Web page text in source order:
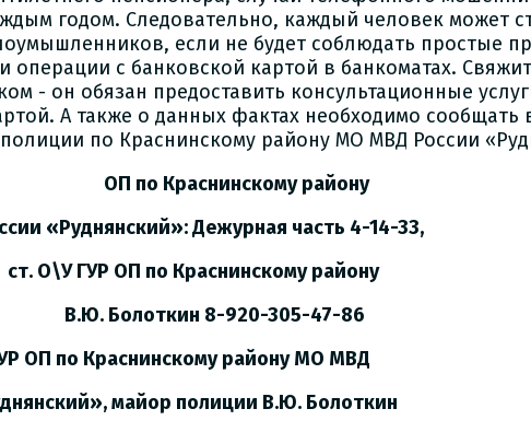
годом. Следовательно, каждый человек может
если не будет соблюдать простые
операции с банковской картой в банкоматах.
- он обязан предоставить консультационные
А также о данных фактах необходимо сообщать
по Краснинскому району МО МВД России
району
«Руднянский»: Дежурная часть 4-14-33,
ОП по Краснинскому району
8-920-305-47-86
ОП по Краснинскому району МО МВД
майор полиции В.Ю. Болоткин